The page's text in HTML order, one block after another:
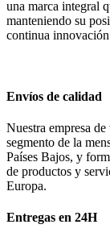
una marca integral
manteniendo su
continua
Envíos de calidad
Nuestra empresa
segmento de la
Países Bajos, y
de productos y
Europa.
Entregas en 24H